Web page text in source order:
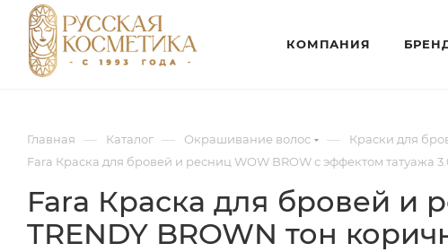
КОМПАНИЯ
Главная — Каталог — Окрашивание волос — Краски для
Fara Краска для бровей и ресниц WOW BROW с эффектом татуажа
Fara Краска для бровей и
TRENDY BROWN тон